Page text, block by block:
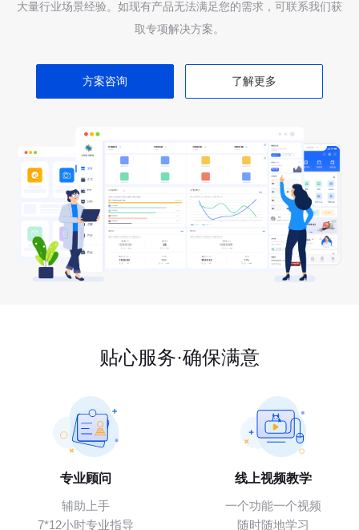
大量行业场景经验。如现有产品无法满足您的需求，可联系我们获
取专项解决方案。
方案咨询 了解更多
贴心服务·确保满意
专业顾问
辅助上手
线上视频教学
一个功能一个视频